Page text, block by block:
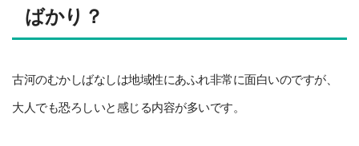
ばかり？
古河のむかしばなしは地域性にあふれ非常に面白いのですが、
大人でも恐ろしいと感じる内容が多いです。